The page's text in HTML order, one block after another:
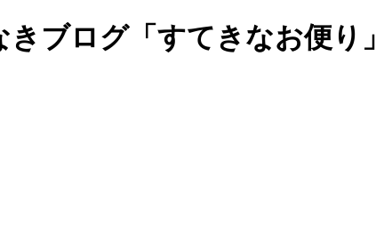
ブログ「すてきなお便り」